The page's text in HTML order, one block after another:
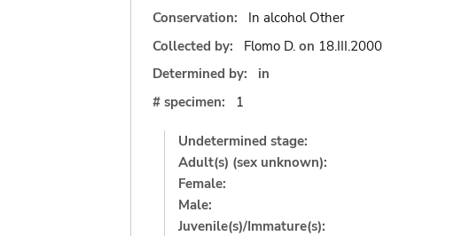
Conservation:
In alcohol Other
Collected by:
Flomo D. on 18.III.2000
Determined by:
in
# specimen:
1
Undetermined stage:
Adult(s) (sex unknown):
Female:
Male:
Juvenile(s)/Immature(s):